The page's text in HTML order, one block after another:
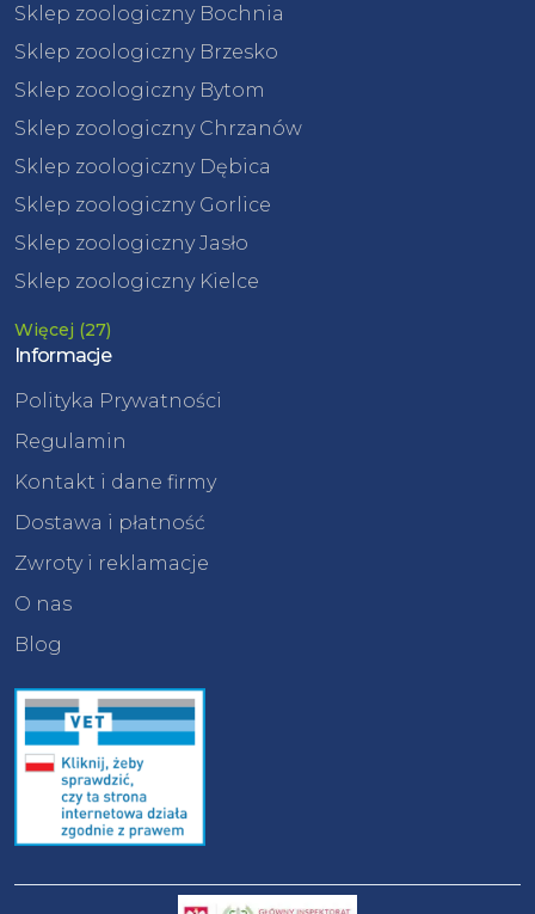
Sklep zoologiczny Bochnia
Sklep zoologiczny Brzesko
Sklep zoologiczny Bytom
Sklep zoologiczny Chrzanów
Sklep zoologiczny Dębica
Sklep zoologiczny Gorlice
Sklep zoologiczny Jasło
Sklep zoologiczny Kielce
Więcej (27)
Informacje
Polityka Prywatności
Regulamin
Kontakt i dane firmy
Dostawa i płatność
Zwroty i reklamacje
O nas
Blog